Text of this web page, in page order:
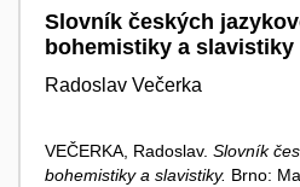
Slovník českých
bohemistiky a slavistiky
Radoslav Večerka
VEČERKA, Radoslav. Slovník
bohemistiky a slavistiky. Brno: